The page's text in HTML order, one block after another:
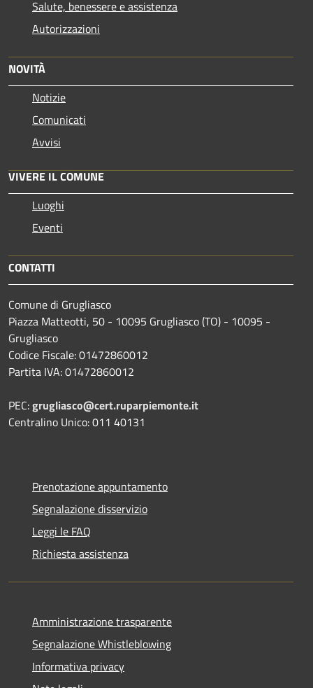
Salute, benessere e assistenza
Autorizzazioni
NOVITÀ
Notizie
Comunicati
Avvisi
VIVERE IL COMUNE
Luoghi
Eventi
CONTATTI
Comune di Grugliasco
Piazza Matteotti, 50 - 10095 Grugliasco (TO) - 10095 -
Grugliasco
Codice Fiscale: 01472860012
Partita IVA: 01472860012
PEC:grugliasco@cert.ruparpiemonte.it
Centralino Unico: 011 40131
Prenotazione appuntamento
Segnalazione disservizio
Leggi le FAQ
Richiesta assistenza
Amministrazione trasparente
Segnalazione Whistleblowing
Informativa privacy